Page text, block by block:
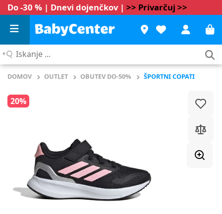
Do -30 % | Dnevi dojenčkov | >> Privarčuj >>
Iskanje
DOMOV OUTLET OBUTEV DO-50% ŠPORTNI COPATI
20%